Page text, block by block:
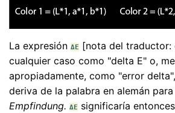
La expresión ΔE [nota del traductor:
cualquier caso como "delta E" o,
apropiadamente, como "error
deriva de la palabra en alemán
Empfindung. ΔE significaría